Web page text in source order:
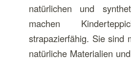
natürlichen und
machen
strapazierfähig. Sie sind
natürliche Materialien